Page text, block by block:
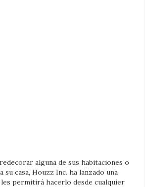
alguna de sus habitaciones o
su casa, Houzz Inc. ha lanzado una
permitirá hacerlo desde cualquier